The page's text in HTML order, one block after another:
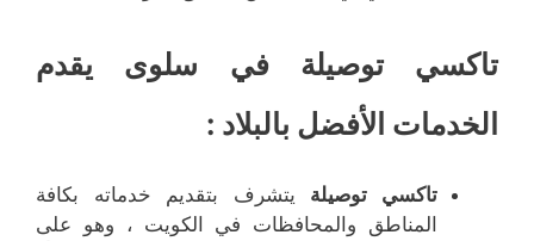
تاكسي توصيلة في سلوى يقدم
الخدمات الأفضل بالبلاد :
تاكسي توصيلة يتشرف بتقديم خدماته بكافة
المناطق والمحافظات في الكويت ، وهو على